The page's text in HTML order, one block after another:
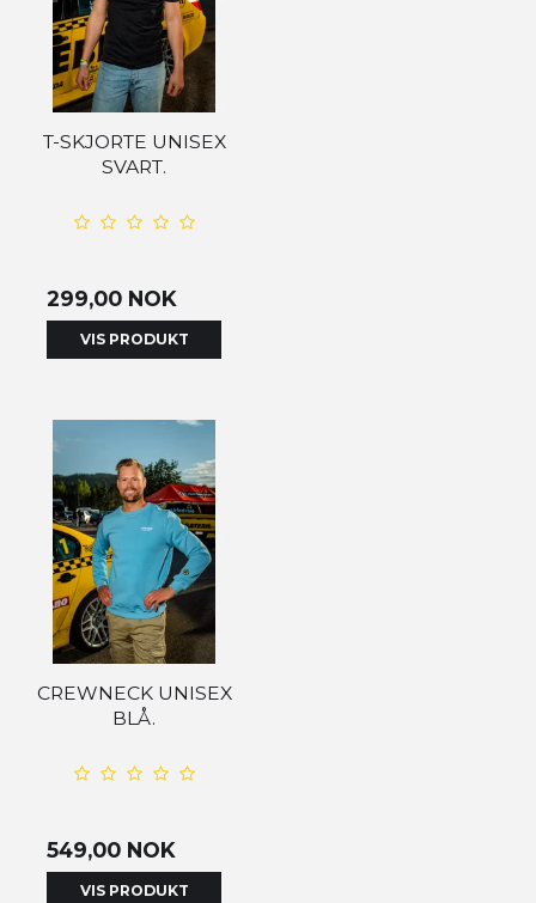
T-SKJORTE UNISEX
SVART.
299,00 NOK
VIS PRODUKT
CREWNECK UNISEX
BLÅ.
549,00 NOK
VIS PRODUKT